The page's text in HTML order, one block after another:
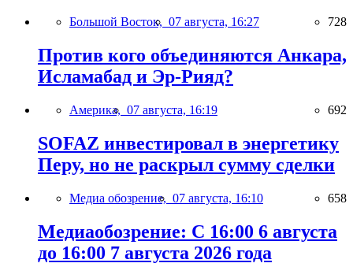
Большой Восток, 07 августа, 16:27 728
Против кого объединяются Анкара,
Исламабад и Эр-Рияд?
Америка, 07 августа, 16:19 692
SOFAZ инвестировал в энергетику
Перу, но не раскрыл сумму сделки
Медиа обозрение, 07 августа, 16:10 658
Медиаобозрение: С 16:00 6 августа
до 16:00 7 августа 2026 года